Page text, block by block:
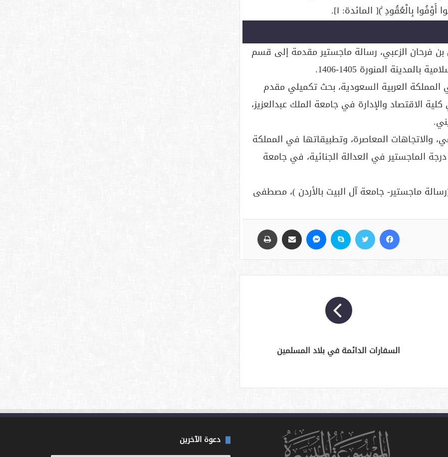
بِالْعُقُودِ ۚ)[ المائدة: ١].
بن فرحان الزعبي، رسالة ماجستير مقدمة إلى قسم
المنورة 1405-1406.
العربية السعودية، بحث تكميلي مقدم
الاقتصاد والإدارة في جامعة الملك عبدالعزيز،
والاتجاهات المعاصرة، وتطبيقاتها في المملكة
الماجستير في العدالة الجنائية، في جامعة
ماجستير- جامعة آل البيت بالأردن )، مصطفى
السفارات الدائمة في بلاد المسلمين
دعوة الآخرين